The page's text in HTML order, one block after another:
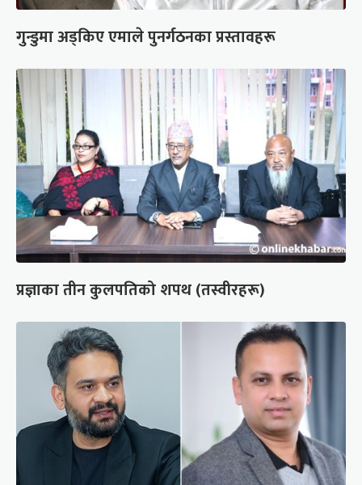
गुन्डुमा अड्किए एमाले पुनर्गठनका प्रस्तावहरू
प्रज्ञाका तीन कुलपतिको शपथ (तस्वीरहरू)